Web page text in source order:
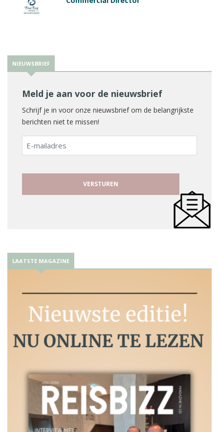
NIEUWSBRIEF
Meld je aan voor de nieuwsbrief
Schrijf je in voor onze nieuwsbrief om de belangrijkste
berichten niet te missen!
E-
mailadres
LAATSTE MAGAZINE